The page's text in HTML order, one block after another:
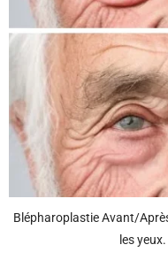
Blépharoplastie Avant/
les